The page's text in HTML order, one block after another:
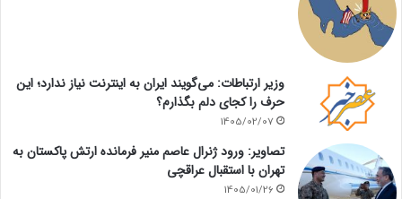
وزیر ارتباطات: می‌گویند ایران به اینترنت نیاز ندارد؛ این
حرف را کجای دلم بگذارم؟
1405/02/07
تصاویر: ورود ژنرال عاصم منیر فرمانده ارتش پاکستان به
تهران با استقبال عراقچی
1405/01/26